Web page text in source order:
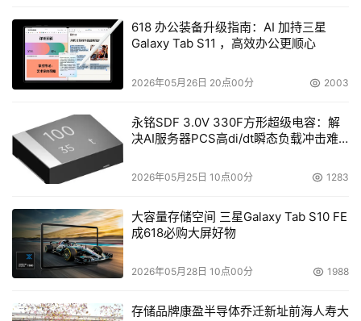
在Tapestry系列，博科有3个产品，WAFS、ARM以及
DMM。WAFS产品可以通过WAN实现LAN速度的文件传
送，大大缩短了WAN上文件传输所消耗的时间，WAFS已经
售，是已经成熟的产品。ARM本身可以管理很多服务器的
硬件、OS及软件的snapshot。可以管理很多数据，把硬件
应用于软件，把数据动态的结合起来，不断重组。灵活性极
优点就是价格低和速度快，性价比高。相比较市场其他同类
产品而言，博科DMM拥有巨大的灵活性，可以连接各种异
构品牌设备，实现它们之间的数据转移。
而博科意不止于此，软件方面的高附加值已经让他们尝
618 办公装备升级指南：AI 加持三星
Galaxy Tab S11 ，高效办公更顺心
2026年05月26日 20点00分 2003
永铭SDF 3.0V 330F方形超级电容：解
决AI服务器PCS高di/dt瞬态负载冲击难
2026年05月25日 10点00分 1283
大容量存储空间 三星Galaxy Tab S10 FE
成618必购大屏好物
2026年05月28日 10点00分 1988
存储品牌康盈半导体乔迁新址前海人寿大